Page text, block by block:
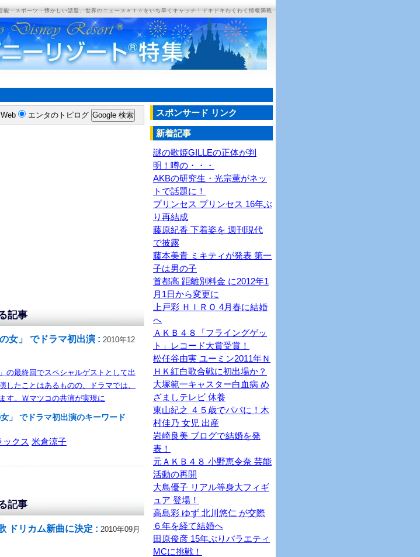
・スポーツ・懐かしい話題、世界のニュースｅｔｃをいち早くキャッチ！ドキドキわくわく情報満載
記事
女」 でドラマ初出演 : 2010年12
の最終回でスペシャルゲストとして出
たことはあるものの、ドラマでは、
す。Ｗマツコの共演が実現に
」 でドラマ初出演のキーワード
ックス 米倉涼子
記事
ドリカム新曲に決定 : 2010年09月
Web エンタのトピログ スポンサード リンク
新着記事
謎の歌姫GILLEの正体が判
明！噂の・・・
AKBの研究生・光宗薫がネッ
トで話題に！
プリンセス プリンセス 16年ぶ
り再結成
藤原紀香 下着姿を 週刊現代
で披露
藤本美貴 ミキティが発表 第一
子は男の子
首都高 距離別料金 に2012年1
月1日から変更に
上戸彩 ＨＩＲＯ 4月春に結婚
へ
ＡＫＢ４８「フライングゲッ
ト」レコード大賞受賞！
松任谷由実 ユーミン2011年Ｎ
ＨＫ紅白歌合戦に初出場か？
大塚範一キャスター白血病 め
ざましテレビ 休養
東山紀之 ４５歳でパパに！木
村佳乃 女児 出産
岩崎良美 ブログで結婚を発
表！
元ＡＫＢ４８ 小野恵令奈 芸能
活動の再開
大島優子 リアル等身大フィギ
ュア 登場！
高島彩 ゆず 北川悠仁 が交際
６年を経て結婚へ
田原俊彦 15年ぶりバラエティ
MCに挑戦！